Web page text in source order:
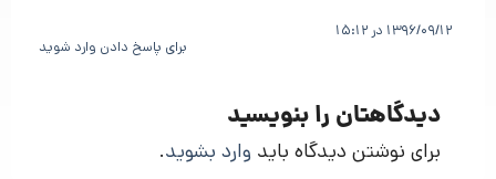
1396/09/12 در 15:12
برای پاسخ دادن وارد شوید
دیدگاهتان را بنویسید
برای نوشتن دیدگاه باید وارد بشوید.